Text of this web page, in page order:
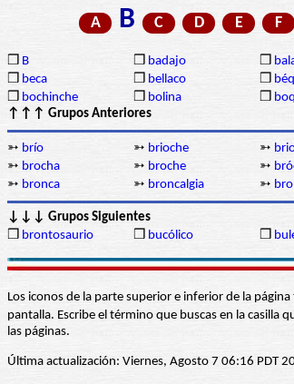
A B C D E F
❒ B ❒ badajo ❒
❒ beca ❒ bellaco ❒
❒ bochinche ❒ bolina ❒
↑↑↑ Grupos Anteriores
➳ brío ➳ brioche ➳
➳ brocha ➳ broche ➳
➳ bronca ➳ broncalgia ➳
↓↓↓ Grupos Siguientes
❒ brontosaurio ❒ bucólico ❒
Los iconos de la parte superior e inferior de la
pantalla. Escribe el término que buscas en la
las páginas.
Última actualización: Viernes, Agosto 7 06:16 PDT